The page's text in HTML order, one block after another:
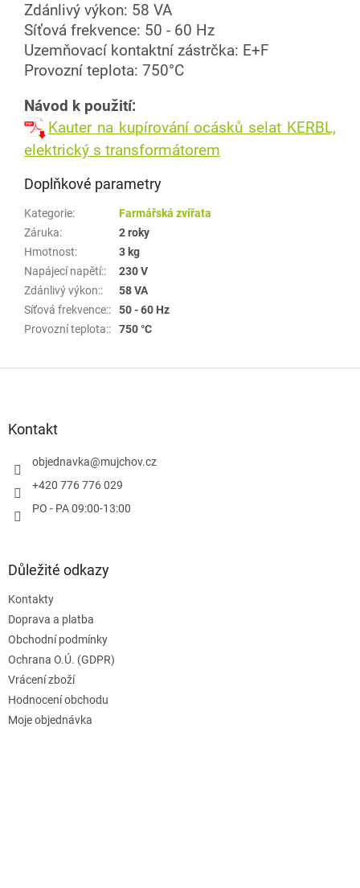
Zdánlivý výkon: 58 VA
Síťová frekvence: 50 - 60 Hz
Uzemňovací kontaktní zástrčka: E+F
Provozní teplota: 750°C
Návod k použití:
Kauter na kupírování ocásků selat KERBL,
elektrický s transformátorem
Doplňkové parametry
Kategorie:
Farmářská zvířata
Záruka:
2 roky
Hmotnost:
3 kg
Napájecí napětí::
230 V
Zdánlivý výkon::
58 VA
Síťová frekvence::
50 - 60 Hz
Provozní teplota:: 750 °C
Kontakt
objednavka@mujchov.cz
+420 776 776 029
PO - PA 09:00-13:00
Důležité odkazy
Kontakty
Doprava a platba
Obchodní podmínky
Ochrana O.Ú. (GDPR)
Vrácení zboží
Hodnocení obchodu
Moje objednávka